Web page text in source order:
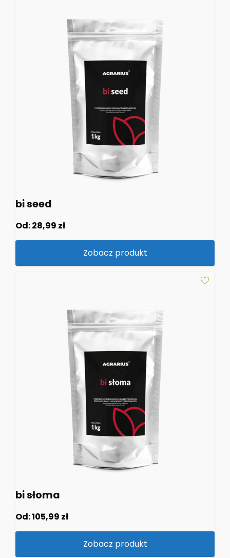
bi seed
Od:28,99 zł
Zobacz produkt
bi słoma
Od:105,99 zł
Zobacz produkt